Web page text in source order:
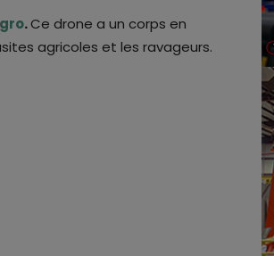
.Ce drone a un corps en
agricoles et les ravageurs.